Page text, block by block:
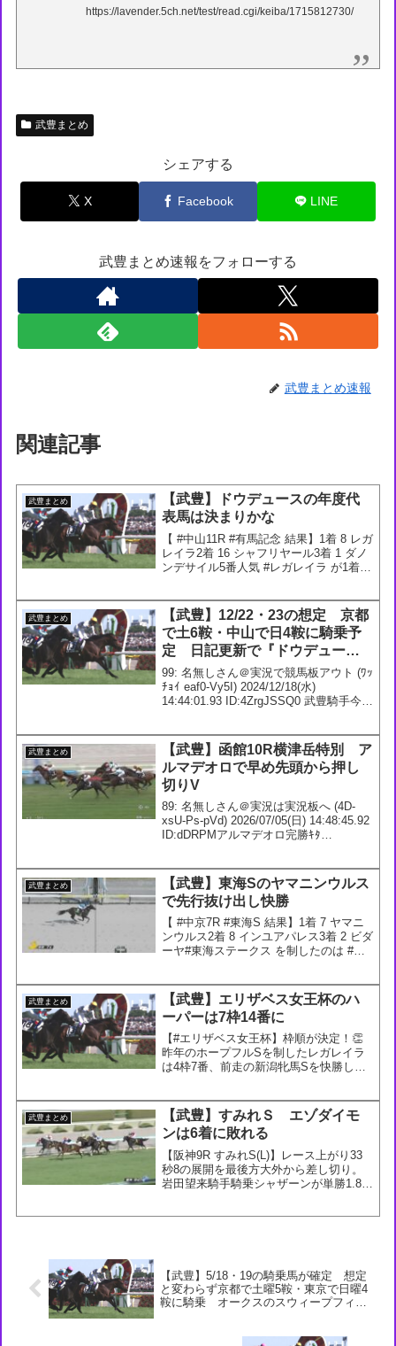
https://lavender.5ch.net/test/read.cgi/keiba/1715812730/
武豊まとめ
シェアする
X Facebook LINE
武豊まとめ速報をフォローする
武豊まとめ速報
関連記事
武豊まとめ
【武豊】ドウデュースの年度代
表馬は決まりかな
【 #中山11R #有馬記念 結果】1着 8 レガ
レイラ2着 16 シャフリヤール3着 1 ダノ
ンデサイル5番人気 #レガレイラ が1着！
た、3歳牝馬による有馬記念制...
武豊まとめ
【武豊】12/22・23の想定 京都
で土6鞍・中山で日4鞍に騎乗予
定 日記更新で『ドウデュース
自身は文句なしの状態。もう次
はないので、悔いのない走りで
締めくくりたいです』
99: 名無しさん＠実況で競馬板アウト (ﾜｯ
ﾁｮｲ eaf0-Vy5I) 2024/12/18(水)
14:44:01.93 ID:4ZrgJSSQ0 武豊騎手今週
武豊まとめ
【武豊】函館10R横津岳特別 ア
ルマデオロで早め先頭から押し
切りV
89: 名無しさん＠実況は実況板へ (4D-
xsU-Ps-pVd) 2026/07/05(日) 14:48:45.92
ID:dDRPMアルマデオロ完勝ｷﾀ
武豊まとめ
【武豊】東海Sのヤマニンウルス
で先行抜け出し快勝
【 #中京7R #東海S 結果】1着 7 ヤマニ
ンウルス2着 8 インユアパレス3着 2 ビダ
ーヤ#東海ステークス を制したのは #ヤ
pic.twitter.com/CJm...
武豊まとめ
【武豊】エリザベス女王杯のハ
ーパーは7枠14番に
【#エリザベス女王杯】枠順が決定！👏
昨年のホープフルSを制したレガレイラ
は4枠7番、前走の新潟牝馬Sを快勝した
た。 pic.twitter.com/rurhoKQ...
武豊まとめ
【武豊】すみれＳ エゾダイモ
ンは6着に敗れる
【阪神9R すみれS(L)】レース上がり33
秒8の展開を最後方大外から差し切り。
岩田望来騎手騎乗シャザーンが単勝1.8倍
【武豊】5/18・19の騎乗馬が確定 想定
と変わらず京都で土曜5鞍・東京で日曜4
鞍に騎乗 オークスのスウィープフィー